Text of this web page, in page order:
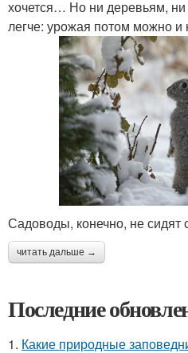
хочется… Но ни деревьям, ни
легче: урожая потом можно и
Садоводы, конечно, не сидят
читать дальше →
Последние
1. Какие природные